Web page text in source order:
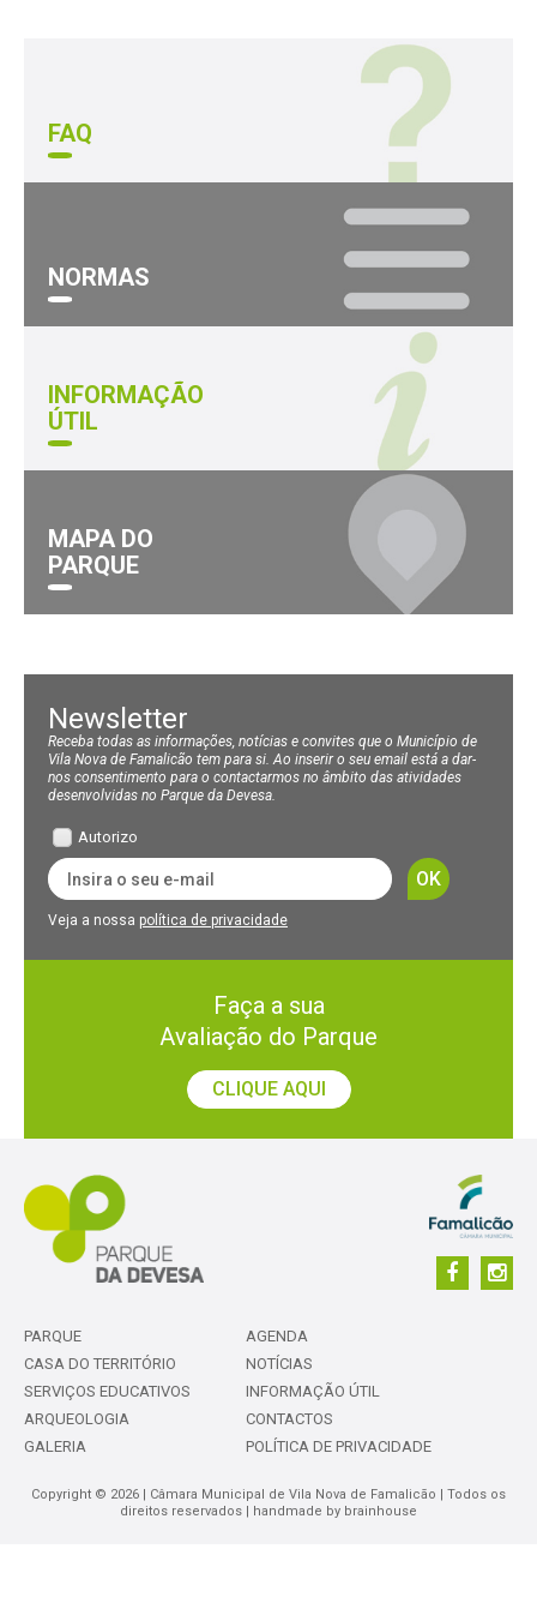
FAQ
NORMAS
INFORMAÇÃO
ÚTIL
MAPA DO
PARQUE
Newsletter
Receba todas as informações, notícias e convites que o Município de
Vila Nova de Famalicão tem para si. Ao inserir o seu email está a dar-
nos consentimento para o contactarmos no âmbito das atividades
desenvolvidas no Parque da Devesa.
Autorizo
Veja a nossa política de privacidade
Faça a sua
Avaliação do Parque
CLIQUE AQUI
PARQUE
CASA DO TERRITÓRIO
SERVIÇOS EDUCATIVOS
ARQUEOLOGIA
GALERIA
AGENDA
NOTÍCIAS
INFORMAÇÃO ÚTIL
CONTACTOS
POLÍTICA DE PRIVACIDADE
Copyright © 2026 | Câmara Municipal de Vila Nova de Famalicão | Todos os
direitos reservados | handmade by brainhouse